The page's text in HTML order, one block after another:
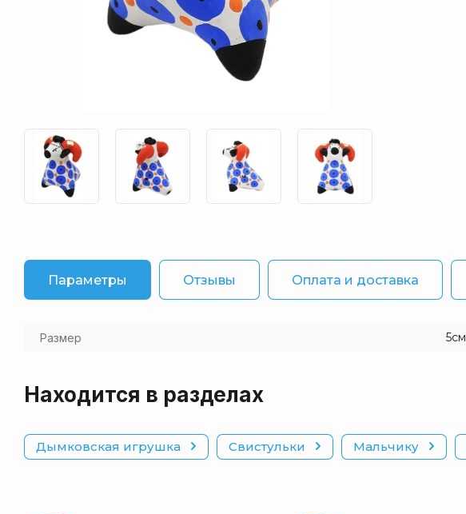
Параметры Отзывы Оплата и доставка
Размер 5см
Находится в разделах
Дымковская игрушка Свистульки Мальчику